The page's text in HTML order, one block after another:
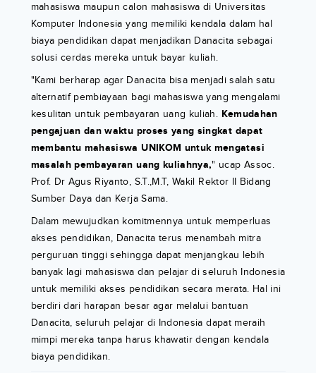
mahasiswa maupun calon mahasiswa di Universitas
Komputer Indonesia yang memiliki kendala dalam hal
biaya pendidikan dapat menjadikan Danacita sebagai
solusi cerdas mereka untuk bayar kuliah.
"Kami berharap agar Danacita bisa menjadi salah satu
alternatif pembiayaan bagi mahasiswa yang mengalami
kesulitan untuk pembayaran uang kuliah. Kemudahan
pengajuan dan waktu proses yang singkat dapat
membantu mahasiswa UNIKOM untuk mengatasi
masalah pembayaran uang kuliahnya," ucap Assoc.
Prof. Dr Agus Riyanto, S.T.,M.T, Wakil Rektor II Bidang
Sumber Daya dan Kerja Sama.
Dalam mewujudkan komitmennya untuk memperluas
akses pendidikan, Danacita terus menambah mitra
perguruan tinggi sehingga dapat menjangkau lebih
banyak lagi mahasiswa dan pelajar di seluruh Indonesia
untuk memiliki akses pendidikan secara merata. Hal ini
berdiri dari harapan besar agar melalui bantuan
Danacita, seluruh pelajar di Indonesia dapat meraih
mimpi mereka tanpa harus khawatir dengan kendala
biaya pendidikan.